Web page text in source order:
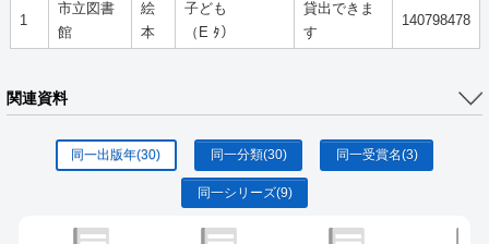
1
市立図書
館
絵
本
子ども
（E ﾀ）
貸出できま
す
140798478
関連資料
同一出版年(30) 同一分類(30) 同一受賞名(3)
同一シリーズ(9)